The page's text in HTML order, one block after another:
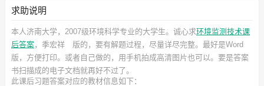
求助说明
本人济南大学，2007级环境科学专业的大学生。诚心求环境监测技术课
后答案，季宏祥 版的，要有解题过程，尽量详尽完整。最好是Word
版，方便打印。或者自己做的，用手机拍成高清图片也可以。要是答案
书扫描成的电子文档就再好不过了。
此课后习题答案对应的教材信息如下：